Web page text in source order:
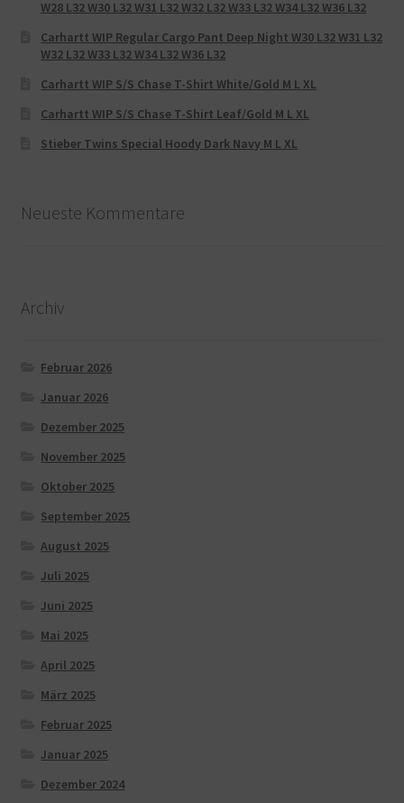
W28 L32 W30 L32 W31 L32 W32 L32 W33 L32 W34 L32 W36 L32
Carhartt WIP Regular Cargo Pant Deep Night W30 L32 W31 L32
W32 L32 W33 L32 W34 L32 W36 L32
Carhartt WIP S/S Chase T-Shirt White/Gold M L XL
Carhartt WIP S/S Chase T-Shirt Leaf/Gold M L XL
Stieber Twins Special Hoody Dark Navy M L XL
Neueste Kommentare
Archiv
Februar 2026
Januar 2026
Dezember 2025
November 2025
Oktober 2025
September 2025
August 2025
Juli 2025
Juni 2025
Mai 2025
April 2025
März 2025
Februar 2025
Januar 2025
Dezember 2024